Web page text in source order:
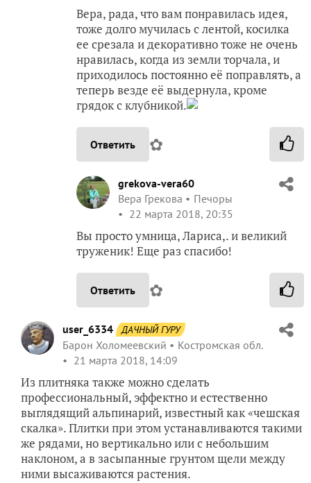
Вера, рада, что вам понравилась идея,
тоже долго мучилась с лентой, косилка
ее срезала и декоративно тоже не очень
нравилась, когда из земли торчала, и
приходилось постоянно её поправлять, а
теперь везде её выдернула, кроме
грядок с клубникой.
Ответить ✿
grekova-vera60
Вера Грекова
Печоры
22 марта 2018, 20:35
Вы просто умница, Лариса,. и великий
труженик! Еще раз спасибо!
Ответить ✿
user_6334 ДАЧНЫЙ ГУРУ
Барон Холомеевский
Костромская обл.
21 марта 2018, 14:09
Из плитняка также можно сделать
профессиональный, эффектно и естественно
выглядящий альпинарий, известный как «чешская
скалка». Плитки при этом устанавливаются такими
же рядами, но вертикально или с небольшим
наклоном, а в засыпанные грунтом щели между
ними высаживаются растения.